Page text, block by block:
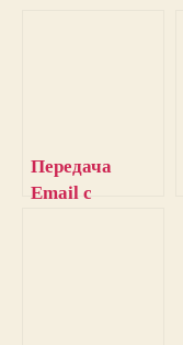
Передача
Email с